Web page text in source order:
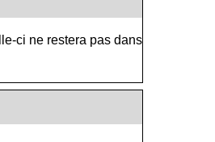
ci ne restera pas dans